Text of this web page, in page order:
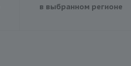
в выбранном регионе